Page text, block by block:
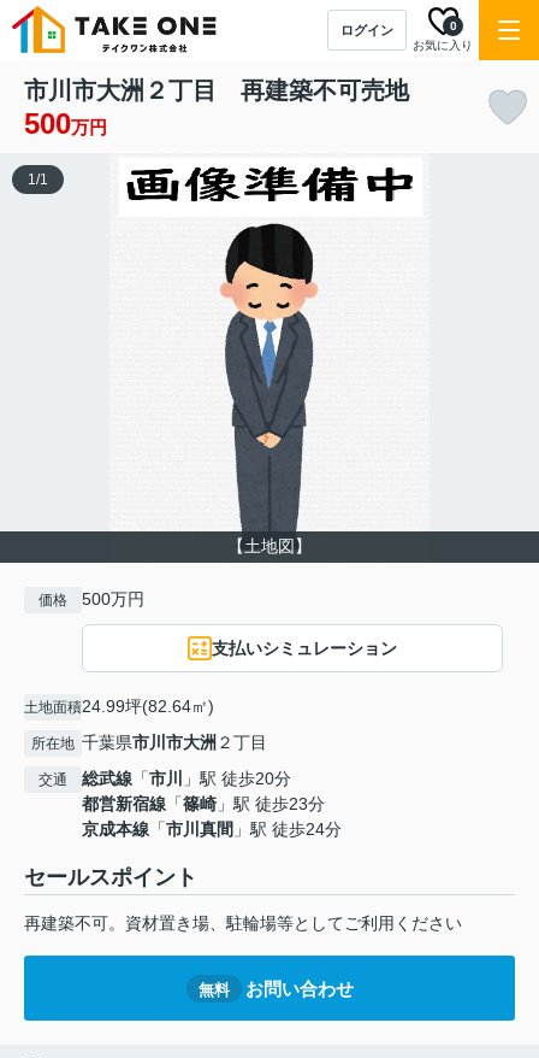
ログイン
お気に入り
0
市川市大洲２丁目 再建築不可売地
500万円
【土地図】
1/1
価格 500万円
支払いシミュレーション
土地面積24.99坪(82.64㎡)
所在地 千葉県市川市大洲 ２丁目
交通 総武線 「市川
」駅 徒歩20分
都営新宿線 「篠崎 」駅 徒歩23分
京成本線 「市川真間 」駅 徒歩24分
セールスポイント
再建築不可。資材置き場、駐輪場等としてご利用ください
無料 お問い合わせ